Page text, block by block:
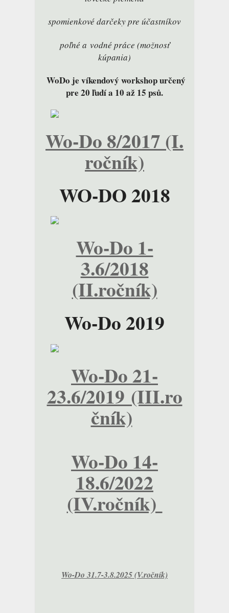
spomienkové darčeky pre účastníkov
poľné a vodné práce (možnosť
kúpania)
WoDo je víkendový workshop určený
pre 20 ľudí a 10 až 15 psů.
Wo-Do 8/2017 (I.
ročník)
WO-DO 2018
Wo-Do 1-
3.6/2018
(II.ročník)
Wo-Do 2019
Wo-Do 21-
23.6/2019 (III.ro
čník)
Wo-Do 14-
18.6/2022
(IV.ročník)
Wo-Do 31.7-3.8.2025 (V.ročník)